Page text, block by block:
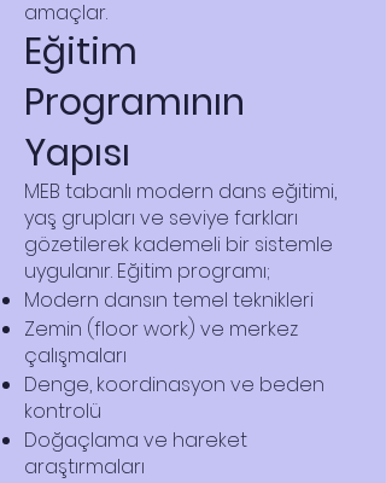
amaçlar.
Eğitim
Programının
Yapısı
MEB tabanlı modern dans eğitimi,
yaş grupları ve seviye farkları
gözetilerek kademeli bir sistemle
uygulanır. Eğitim programı;
Modern dansın temel teknikleri
Zemin (floor work) ve merkez
çalışmaları
Denge, koordinasyon ve beden
kontrolü
Doğaçlama ve hareket
araştırmaları